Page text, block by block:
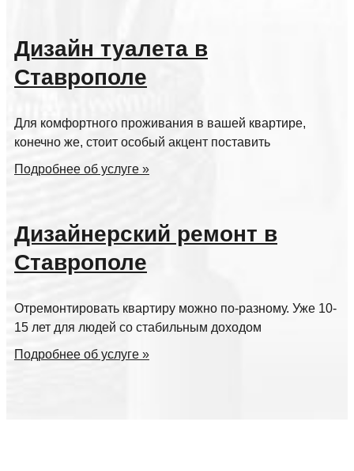
Дизайн туалета в
Ставрополе
Для комфортного проживания в вашей квартире,
конечно же, стоит особый акцент поставить
Подробнее об услуге »
Дизайнерский ремонт в
Ставрополе
Отремонтировать квартиру можно по-разному. Уже 10-
15 лет для людей со стабильным доходом
Подробнее об услуге »